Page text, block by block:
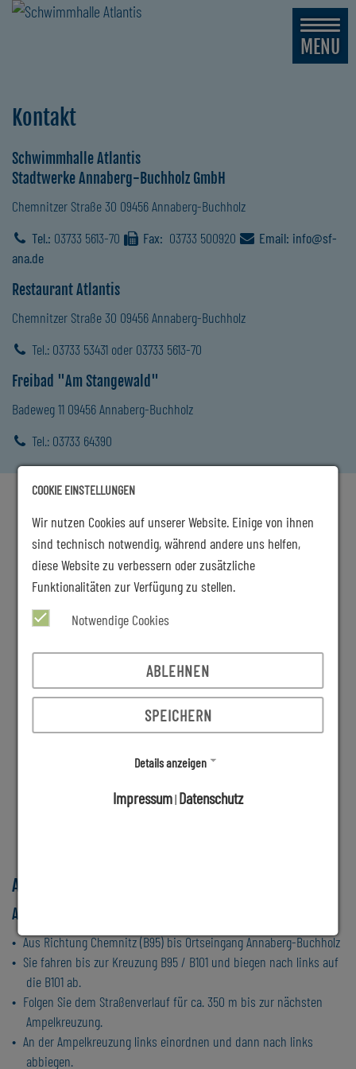
MENU
Kontakt
Schwimmhalle Atlantis
Stadtwerke Annaberg-Buchholz GmbH
Chemnitzer Straße 30 09456 Annaberg-Buchholz
Tel.: 03733 5613-70 Fax: 03733 500920 Email: info@sf-
ana.de
Restaurant Atlantis
Chemnitzer Straße 30 09456 Annaberg-Buchholz
Tel.: 03733 53431 oder 03733 5613-70
Freibad "Am Stangewald"
Badeweg 11 09456 Annaberg-Buchholz
Tel.: 03733 64390
Anfahrtsbeschreibung Schwimmhalle Atlantis
Aus Richtung Chemnitz
Aus Richtung Chemnitz (B95) bis Ortseingang Annaberg-Buchholz
Sie fahren bis zur Kreuzung B95 / B101 und biegen nach links auf
die B101 ab.
Folgen Sie dem Straßenverlauf für ca. 350 m bis zur nächsten
Ampelkreuzung.
An der Ampelkreuzung links einordnen und dann nach links
abbiegen.
COOKIE EINSTELLUNGEN
Wir nutzen Cookies auf unserer Website. Einige von ihnen
sind technisch notwendig, während andere uns helfen,
diese Website zu verbessern oder zusätzliche
Funktionalitäten zur Verfügung zu stellen.
Notwendige Cookies
ABLEHNEN
SPEICHERN
Details anzeigen
Impressum| Datenschutz